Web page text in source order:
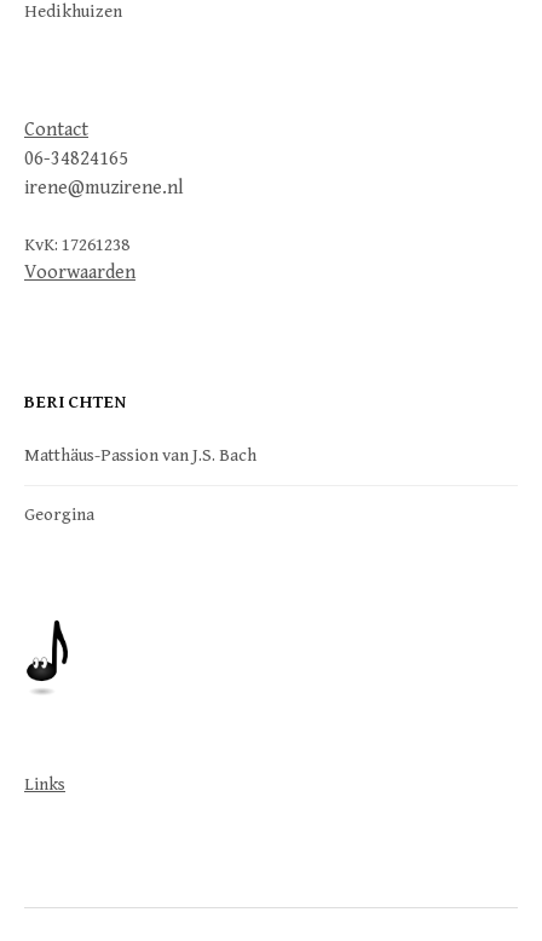
Hedikhuizen
Contact
06-34824165
irene@muzirene.nl
KvK: 17261238
Voorwaarden
BERICHTEN
Matthäus-Passion van J.S. Bach
Georgina
Links